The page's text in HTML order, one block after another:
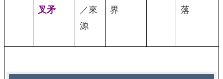
叉矛
／來
源
界
落